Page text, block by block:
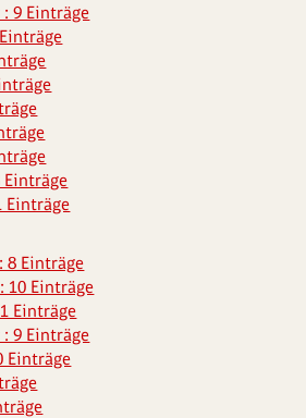
: 9 Einträge
Einträge
Einträge
8 Einträge
10 Einträge
Einträge
: 9 Einträge
Einträge